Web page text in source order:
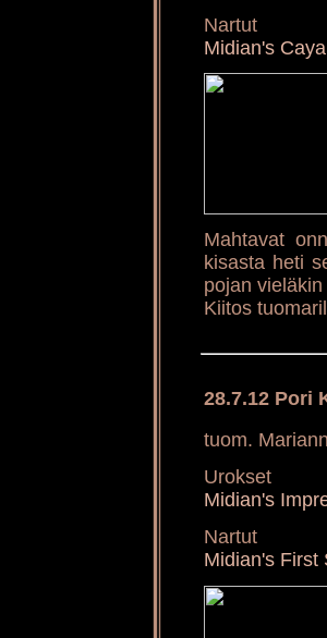
Nartut
Midian's
Mahtavat
kisasta heti
pojan
Kiitos
28.7.12 Pori
tuom.
Urokset
Midian's
Nartut
Midian's First